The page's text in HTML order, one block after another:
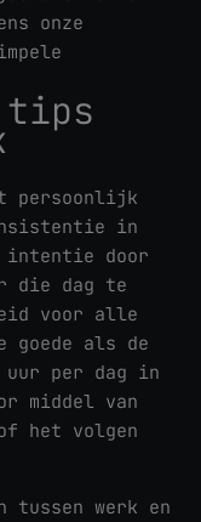
onze
tips
persoonlijk
in
door
die dag te
voor alle
als de
uur per dag in
middel van
het volgen
tussen werk en